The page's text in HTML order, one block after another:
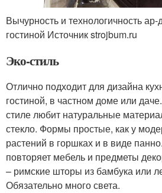
Вычурность и технологичность
гостиной Источник strojbum.ru
Эко-стиль
Отлично подходит для дизайна
гостиной, в частном доме или
стиле любит натуральные
стекло. Формы простые, как у
растений в горшках и в виде
повторяет мебель и предметы
– римские шторы из бамбука или
Обязательно много света.